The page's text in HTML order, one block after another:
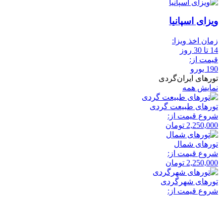
ویزای اسپانیا
زمان اخذ ویزا:
14 تا 30 روز
قیمت از:
190 یورو
تورهای ایران‌گردی
نمایش همه
تور‌های طبیعت گردی
شروع قیمت از:
2,250,000 تومان
تور‌های شمال
شروع قیمت از:
2,250,000 تومان
تور‌های شهرگردی
شروع قیمت از: